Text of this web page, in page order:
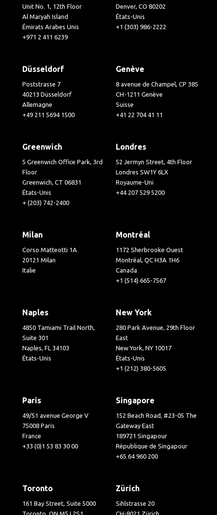
Unit No. 1, 12th Floor
Al Maryah Island
Émirats Arabes Unis
+971 2 411 6239
Denver, CO 80202
États-Unis
+1 (303) 986-2222
Düsseldorf
Poststrasse 7
40213 Düsseldorf
Allemagne
+49 211 5694 1500
Genève
8 avenue de Champel, CP 385
CH-1211 Genève
Suisse
+41 22 704 41 11
Greenwich
5 Greenwich Office Park, 3rd
Floor
Greenwich, CT 06831
États-Unis
+ (203) 742-2400
Londres
52 Jermyn Street, 4th Floor
Londres SW1Y 6LX
Royaume-Uni
+44 207 529 5200
Milan
Corso Matteotti 1A
20121 Milan
Italie
Montréal
1172 Sherbrooke Ouest
Montréal, QC H3A 1H6
Canada
+1 (514) 665-7567
Naples
4850 Tamiami Trail North,
Suite 301
Naples, FL 34103
États-Unis
New York
280 Park Avenue, 29th Floor
East
New York, NY 10017
États-Unis
+1 (212) 380-5605
Paris
49/51 avenue George V
75008 Paris
France
+33 (0)1 53 83 30 00
Singapore
152 Beach Road, #23-05 The
Gateway East
189721 Singapour
République de Singapour
+65 64 960 200
Toronto
161 Bay Street, Suite 5000
Toronto, ON M5J 2S1
Zürich
Sihlstrasse 20
CH-8021 Zürich